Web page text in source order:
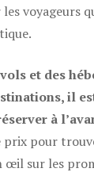
voyageurs
et des
il
à
prix pour
œil sur les